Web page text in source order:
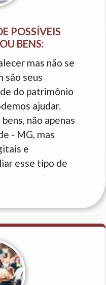
POSSÍVEIS
BENS:
mas não se
são seus
do patrimônio
ajudar.
não apenas
- MG, mas
e
esse tipo de